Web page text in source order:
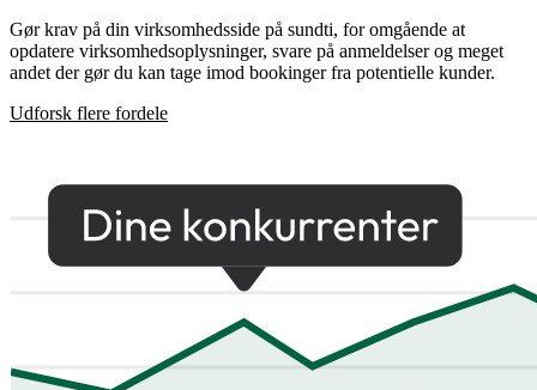
Gør krav på din virksomhedsside på sundti, for omgående at
opdatere virksomhedsoplysninger, svare på anmeldelser og meget
andet der gør du kan tage imod bookinger fra potentielle kunder.
Udforsk flere fordele